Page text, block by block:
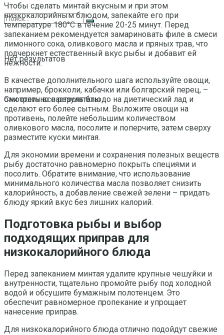
Нет результатов
Смотреть все результаты
Чтобы сделать минтай вкусным и при этом
низкокалорийным блюдом, запекайте его при
температуре 180°C в течение 20-25 минут. Перед
запеканием рекомендуется замариновать филе в смеси
лимонного сока, оливкового масла и пряных трав, что
подчеркнет естественный вкус рыбы и добавит ей
нежности.
В качестве дополнительного шага используйте овощи,
например, брокколи, кабачки или болгарский перец, –
они отлично настроят блюдо на диетический лад и
сделают его более сытным. Выложите овощи на
противень, полейте небольшим количеством
оливкового масла, посолите и поперчите, затем сверху
разместите куски минтая.
Для экономии времени и сохранения полезных веществ
рыбу достаточно равномерно покрыть специями и
посолить. Обратите внимание, что использование
минимального количества масла позволяет снизить
калорийность, а добавление свежей зелени – придать
блюду яркий вкус без лишних калорий.
Подготовка рыбы и выбор
подходящих приправ для
низкокалорийного блюда
Перед запеканием минтая удалите крупные чешуйки и
внутренности, тщательно промойте рыбу под холодной
водой и обсушите бумажным полотенцем. Это
обеспечит равномерное пропекание и упрощает
нанесение приправ.
Для низкокалорийного блюда отлично подойдут свежие